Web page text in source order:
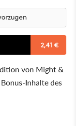
2,41 €
von Might &
Inhalte des